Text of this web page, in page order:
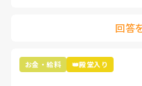
物価高だから、もうちょ
ちなみに施設形態は看護小
回答
お金・給料 👑殿堂入り